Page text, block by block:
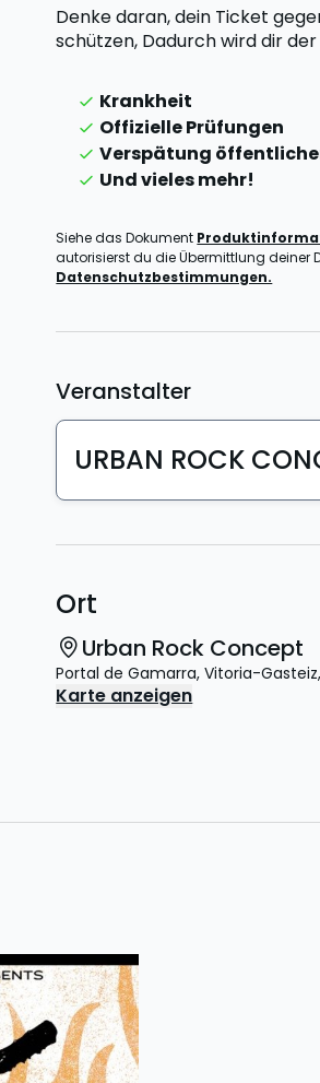
Denke daran, dein Ticket
schützen, Dadurch wird dir
Krankheit
Offizielle Prüfungen
Verspätung
Und vieles mehr!
Siehe das Dokument
autorisierst du die Übermittlung deiner
Datenschutzbestimmungen.
Veranstalter
URBAN ROCK
Ort
Urban Rock Concept
Portal de Gamarra, Vitoria-Gasteiz,
Karte anzeigen